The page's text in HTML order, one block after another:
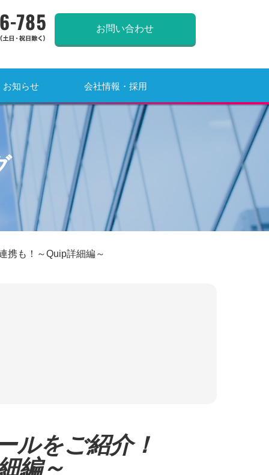
お問い合わせ
お知らせ 会社情報・採用
携も！～Quip詳細編～
ルをご紹介！
編～